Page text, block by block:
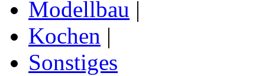
Modellbau |
Kochen |
Sonstiges